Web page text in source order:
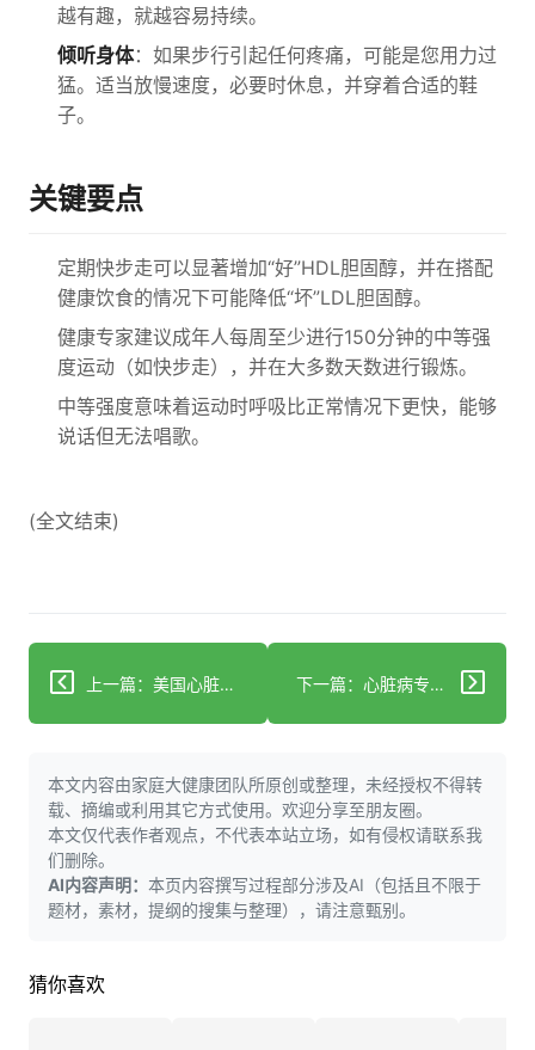
越有趣，就越容易持续。
倾听身体：如果步行引起任何疼痛，可能是您用力过
猛。适当放慢速度，必要时休息，并穿着合适的鞋
子。
关键要点
定期快步走可以显著增加“好”HDL胆固醇，并在搭配
健康饮食的情况下可能降低“坏”LDL胆固醇。
健康专家建议成年人每周至少进行150分钟的中等强
度运动（如快步走），并在大多数天数进行锻炼。
中等强度意味着运动时呼吸比正常情况下更快，能够
说话但无法唱歌。
(全文结束)
上一篇：美国心脏病死亡率骤降，但新威胁浮现 下一篇：心脏病专家建议“避免”一种特定食物以降低致命心脏病风险
本文内容由家庭大健康团队所原创或整理，未经授权不得转
载、摘编或利用其它方式使用。欢迎分享至朋友圈。
本文仅代表作者观点，不代表本站立场，如有侵权请联系我
们删除。
AI内容声明： 本页内容撰写过程部分涉及AI（包括且不限于
题材，素材，提纲的搜集与整理），请注意甄别。
猜你喜欢